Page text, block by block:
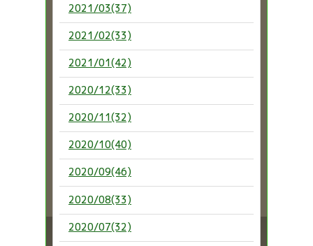
2021/03(37)
2021/02(33)
2021/01(42)
2020/12(33)
2020/11(32)
2020/10(40)
2020/09(46)
2020/08(33)
2020/07(32)